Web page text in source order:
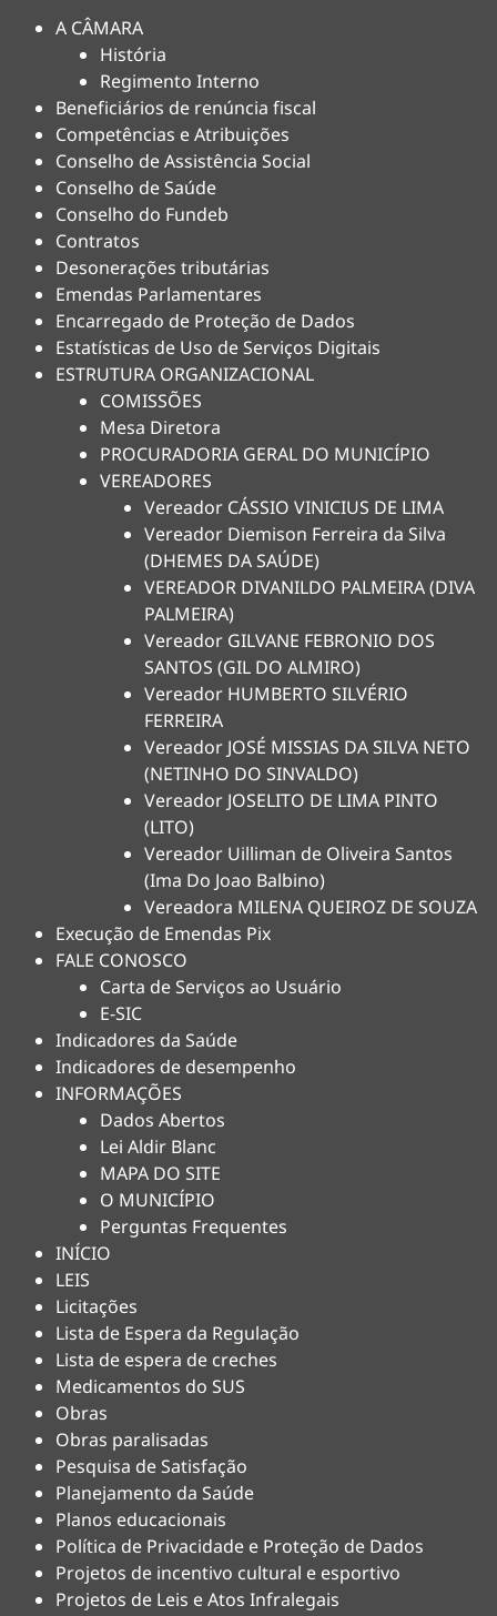
A CÂMARA
História
Regimento Interno
Beneficiários de renúncia fiscal
Competências e Atribuições
Conselho de Assistência Social
Conselho de Saúde
Conselho do Fundeb
Contratos
Desonerações tributárias
Emendas Parlamentares
Encarregado de Proteção de Dados
Estatísticas de Uso de Serviços Digitais
ESTRUTURA ORGANIZACIONAL
COMISSÕES
Mesa Diretora
PROCURADORIA GERAL DO MUNICÍPIO
VEREADORES
Vereador CÁSSIO VINICIUS DE LIMA
Vereador Diemison Ferreira da Silva
(DHEMES DA SAÚDE)
VEREADOR DIVANILDO PALMEIRA (DIVA
PALMEIRA)
Vereador GILVANE FEBRONIO DOS
SANTOS (GIL DO ALMIRO)
Vereador HUMBERTO SILVÉRIO
FERREIRA
Vereador JOSÉ MISSIAS DA SILVA NETO
(NETINHO DO SINVALDO)
Vereador JOSELITO DE LIMA PINTO
(LITO)
Vereador Uilliman de Oliveira Santos
(Ima Do Joao Balbino)
Vereadora MILENA QUEIROZ DE SOUZA
Execução de Emendas Pix
FALE CONOSCO
Carta de Serviços ao Usuário
E-SIC
Indicadores da Saúde
Indicadores de desempenho
INFORMAÇÕES
Dados Abertos
Lei Aldir Blanc
MAPA DO SITE
O MUNICÍPIO
Perguntas Frequentes
INÍCIO
LEIS
Licitações
Lista de Espera da Regulação
Lista de espera de creches
Medicamentos do SUS
Obras
Obras paralisadas
Pesquisa de Satisfação
Planejamento da Saúde
Planos educacionais
Política de Privacidade e Proteção de Dados
Projetos de incentivo cultural e esportivo
Projetos de Leis e Atos Infralegais